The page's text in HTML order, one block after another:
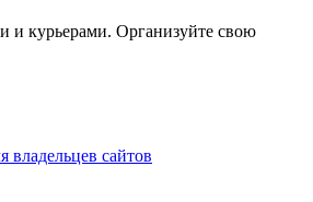
и курьерами. Организуйте свою
владельцев сайтов